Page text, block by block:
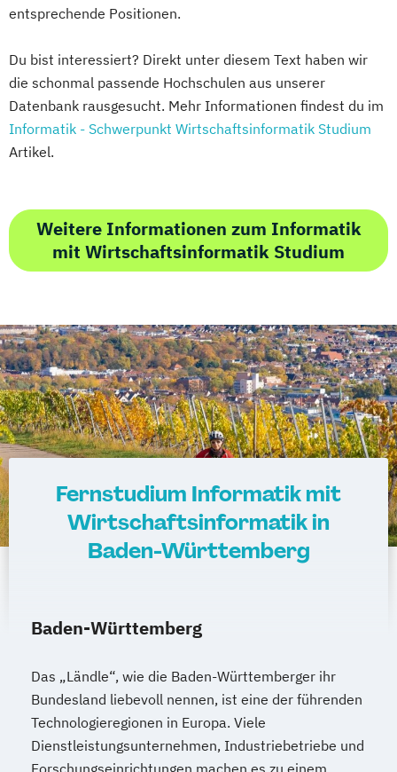
entsprechende Positionen.
Du bist interessiert? Direkt unter diesem Text haben wir
die schonmal passende Hochschulen aus unserer
Datenbank rausgesucht. Mehr Informationen findest du im
Informatik - Schwerpunkt Wirtschaftsinformatik Studium
Artikel.
Weitere Informationen zum Informatik
mit Wirtschaftsinformatik Studium
Fernstudium Informatik mit
Wirtschaftsinformatik in
Baden-Württemberg
Baden-Württemberg
Das „Ländle“, wie die Baden-Württemberger ihr
Bundesland liebevoll nennen, ist eine der führenden
Technologieregionen in Europa. Viele
Dienstleistungsunternehmen, Industriebetriebe und
Forschungseinrichtungen machen es zu einem